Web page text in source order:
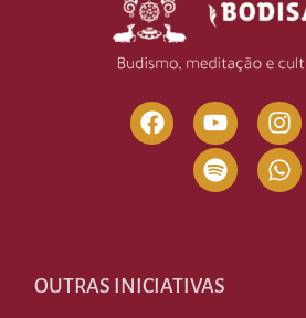
OUTRAS INICIATIVAS